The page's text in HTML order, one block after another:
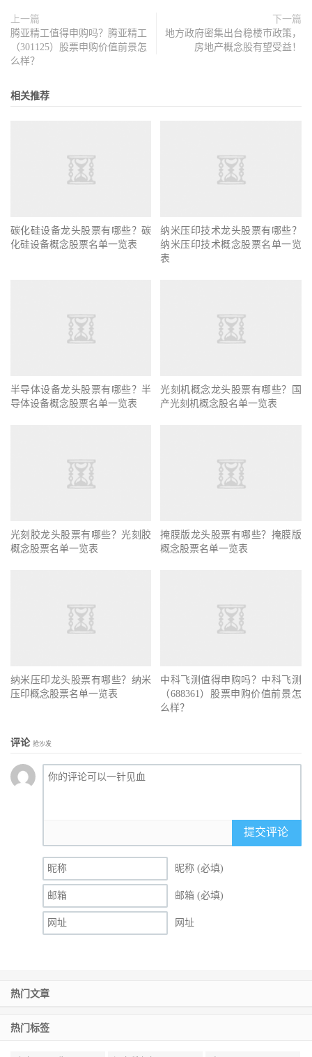
上一篇
腾亚精工值得申购吗？腾亚精工
（301125）股票申购价值前景怎
么样？
下一篇
地方政府密集出台稳楼市政策，
房地产概念股有望受益！
相关推荐
碳化硅设备龙头股票有哪些？碳
化硅设备概念股票名单一览表
纳米压印技术龙头股票有哪些？
纳米压印技术概念股票名单一览
表
半导体设备龙头股票有哪些？半
导体设备概念股票名单一览表
光刻机概念龙头股票有哪些？国
产光刻机概念股名单一览表
光刻胶龙头股票有哪些？光刻胶
概念股票名单一览表
掩膜版龙头股票有哪些？掩膜版
概念股票名单一览表
纳米压印龙头股票有哪些？纳米
压印概念股票名单一览表
中科飞测值得申购吗？中科飞测
（688361）股票申购价值前景怎
么样？
评论 抢沙发
提交评论
昵称 (必填)
邮箱 (必填)
网址
热门文章
热门标签